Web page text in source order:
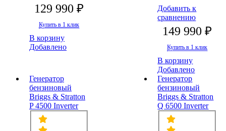
129 990 ₽
Купить в 1 клик
В корзину
Добавлено
Добавить к
сравнению
149 990 ₽
Купить в 1 клик
В корзину
Добавлено
Генератор
бензиновый
Briggs & Stratton
P 4500 Inverter
Генератор
бензиновый
Briggs & Stratton
Q 6500 Inverter